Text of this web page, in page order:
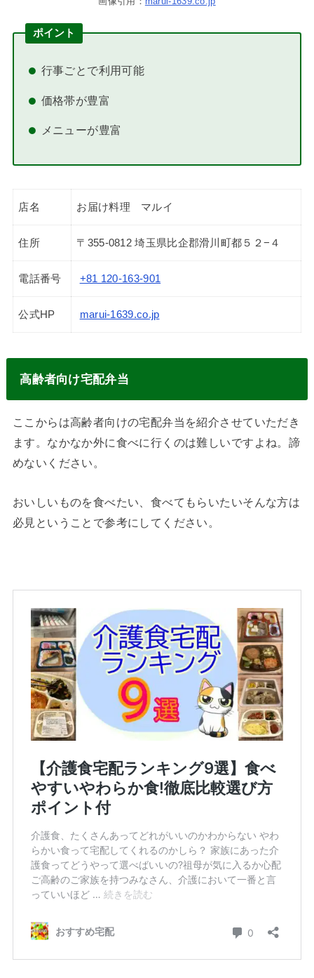
ポイント
行事ごとで利用可能
価格帯が豊富
メニューが豊富
店名 お届け料理 マルイ
住所 〒355-0812 埼玉県比企郡滑川町都５２−４
電話番号 +81 120-163-901
公式HP marui-1639.co.jp
高齢者向け宅配弁当
ここからは高齢者向けの宅配弁当を紹介させていただき
ます。なかなか外に食べに行くのは難しいですよね。諦
めないください。
おいしいものを食べたい、食べてもらいたいそんな方は
必見ということで参考にしてください。